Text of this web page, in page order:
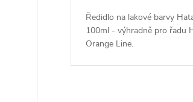
u
Ředidlo na lakové barvy
100ml - výhradně pro řadu
Orange Line.